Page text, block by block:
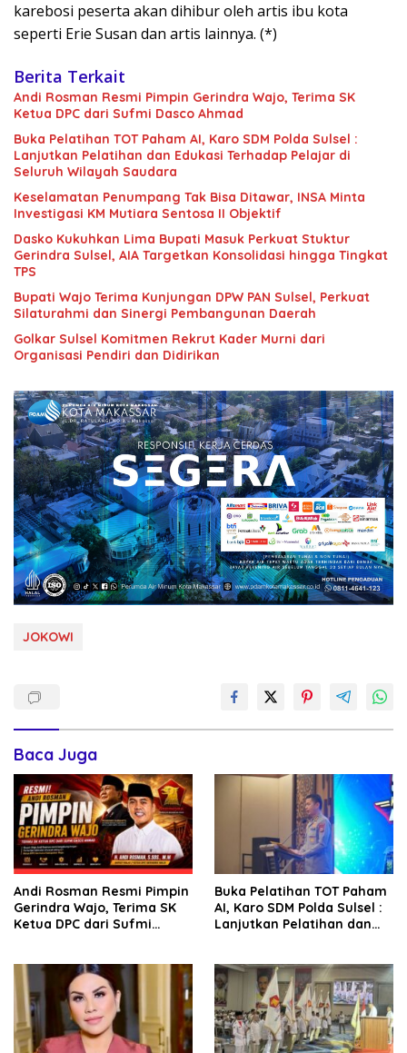
karebosi peserta akan dihibur oleh artis ibu kota
seperti Erie Susan dan artis lainnya. (*)
Berita Terkait
Andi Rosman Resmi Pimpin Gerindra Wajo, Terima SK
Ketua DPC dari Sufmi Dasco Ahmad
Buka Pelatihan TOT Paham AI, Karo SDM Polda Sulsel :
Lanjutkan Pelatihan dan Edukasi Terhadap Pelajar di
Seluruh Wilayah Saudara
Keselamatan Penumpang Tak Bisa Ditawar, INSA Minta
Investigasi KM Mutiara Sentosa II Objektif
Dasko Kukuhkan Lima Bupati Masuk Perkuat Stuktur
Gerindra Sulsel, AIA Targetkan Konsolidasi hingga Tingkat
TPS
Bupati Wajo Terima Kunjungan DPW PAN Sulsel, Perkuat
Silaturahmi dan Sinergi Pembangunan Daerah
Golkar Sulsel Komitmen Rekrut Kader Murni dari
Organisasi Pendiri dan Didirikan
JOKOWI
Baca Juga
Andi Rosman Resmi Pimpin
Gerindra Wajo, Terima SK
Ketua DPC dari Sufmi
Buka Pelatihan TOT Paham
AI, Karo SDM Polda Sulsel :
Lanjutkan Pelatihan dan